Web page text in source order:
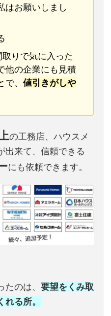
はお願いしまし
りで気に入った
他の企業にも見積
、 値引きがしや
の工務店、ハウスメ
出来て、信頼できる
にも依頼できます。
のは、 要望をくみ取
る所。